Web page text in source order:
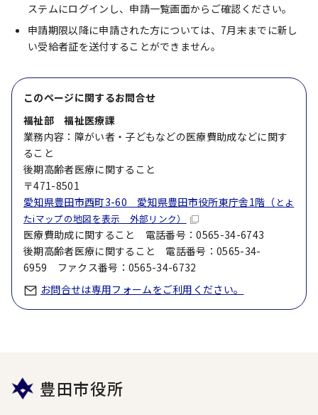
ステムにログインし、申請一覧画面からご確認ください。
申請期限以降に申請された方については、7月末までに新し
い受給者証を送付することができません。
このページに関するお問合せ
福祉部 福祉医療課
業務内容：障がい者・子どもなどの医療費助成などに関す
ること
後期高齢者医療に関すること
〒471-8501
愛知県豊田市西町3-60 愛知県豊田市役所東庁舎1階（ とよ
たiマップの地図を表示 外部リンク）
医療費助成に関すること 電話番号：0565-34-6743
後期高齢者医療に関すること 電話番号：0565-34-
6959 ファクス番号：0565-34-6732
お問合せは専用フォームをご利用ください。
豊田市役所